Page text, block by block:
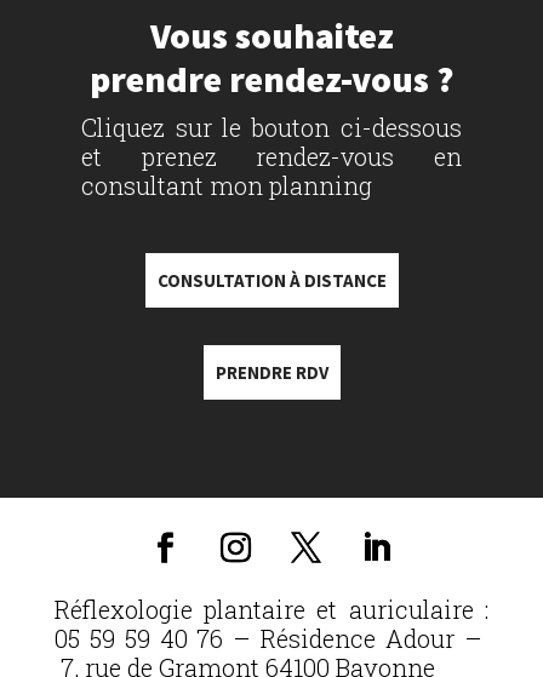
Vous souhaitez
prendre rendez-vous ?
Cliquez sur le bouton ci-dessous
et prenez rendez-vous en
consultant mon planning
CONSULTATION À DISTANCE
PRENDRE RDV
Réflexologie plantaire et auriculaire :
05 59 59 40 76 – Résidence Adour –
7, rue de Gramont 64100 Bayonne